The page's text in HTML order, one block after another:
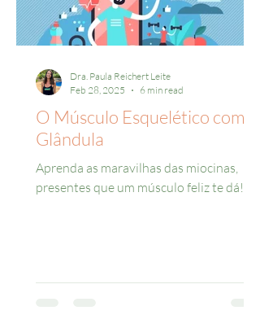
O Músculo Esquelético como
Glândula
Aprenda as maravilhas das miocinas,
presentes que um músculo feliz te dá!
Dra. Paula Reichert Leite
Feb 28, 2025
6 min read